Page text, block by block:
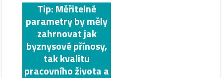
Tip: Měřitelné
parametry by měly
zahrnovat jak
byznysové přínosy,
tak kvalitu
pracovního života a